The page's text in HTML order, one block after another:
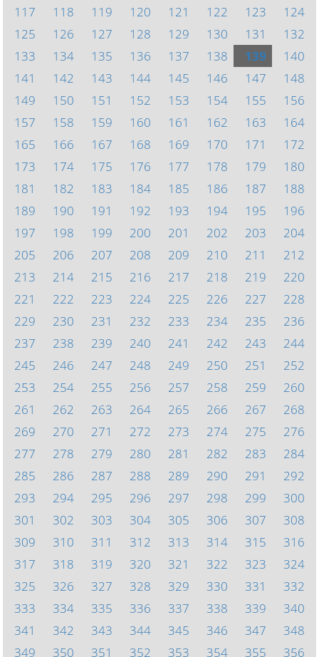
117
118 119 120 121 122 123
124
125
126 127 128 129 130 131
132
133
134 135 136 137 138 139
140
141
142 143 144 145 146 147
148
149
150 151 152 153 154 155
156
157
158 159 160 161 162 163
164
165
166 167 168 169 170 171
172
173
174 175 176 177 178 179
180
181
182 183 184 185 186 187
188
189
190 191 192 193 194 195
196
197
198 199 200 201 202 203
204
205
206 207 208 209 210 211
212
213
214 215 216 217 218 219
220
221
222 223 224 225 226 227
228
229
230 231 232 233 234 235
236
237
238 239 240 241 242 243
244
245
246 247 248 249 250 251
252
253
254 255 256 257 258 259
260
261
262 263 264 265 266 267
268
269
270 271 272 273 274 275
276
277
278 279 280 281 282 283
284
285
286 287 288 289 290 291
292
293
294 295 296 297 298 299
300
301
302 303 304 305 306 307
308
309
310 311 312 313 314 315
316
317
318 319 320 321 322 323
324
325
326 327 328 329 330 331
332
333
334 335 336 337 338 339
340
341
342 343 344 345 346 347
348
349
350 351 352 353 354 355 356